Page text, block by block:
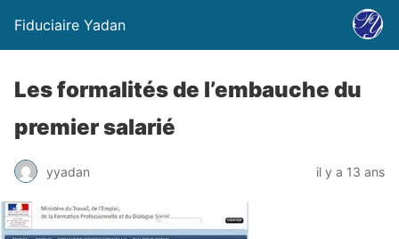
Fiduciaire Yadan
Les formalités de l’embauche du
premier salarié
yyadan il y a 13 ans